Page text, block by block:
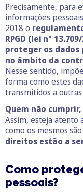
Precisamente, para
informações
2018 o r
RPGD (lei nº
proteger os dados
no âmbito da
Nesse sentido,
forma como estes
transmitidos a
Quem não
Assim, esteja atento
como os mesmos
direitos estão a
Como
pessoais?